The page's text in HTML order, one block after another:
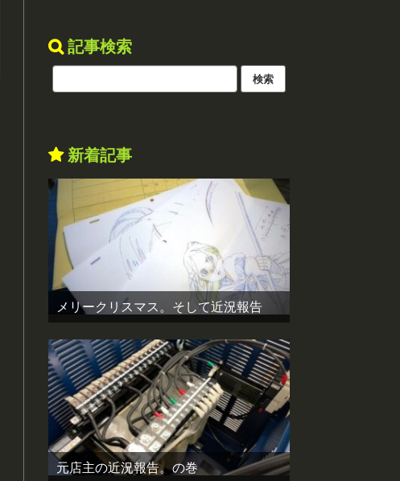
記事検索
新着記事
メリークリスマス。そして近況報告
元店主の近況報告。の巻